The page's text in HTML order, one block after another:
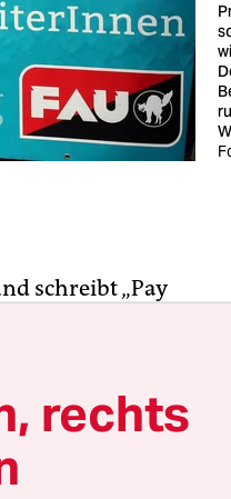
schreibt „Pay
Sprüche
was here“.
rechts